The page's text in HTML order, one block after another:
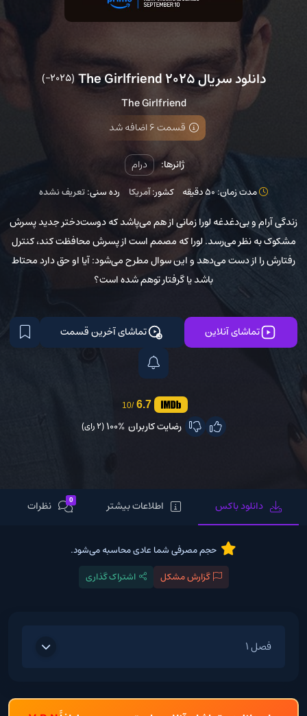
دانلود سریال The Girlfriend 2025 (2025–)
The Girlfriend
قسمت 6 اضافه شد
ژانرها: درام
مدت زمان: 50 دقیقه کشور:آمریکا رده سنی:تعریف نشده
زندگی آرام و بی‌دغدغه لورا زمانی از هم می‌پاشد که دوست‌دختر جدید پسرش
مشکوک به نظر می‌رسد. لورا که مصمم است از پسرش محافظت کند، کنترل
رفتارش را از دست می‌دهد و این سوال مطرح می‌شود: آیا او حق دارد محتاط
باشد یا گرفتار توهم شده است؟
تماشای آنلاین تماشای آخرین قسمت
6.7
/10
رضایت کاربران 100% (2 رای)
دانلود باکس اطلاعات بیشتر 0 نظرات
حجم مصرفی شما عادی محاسبه می‌شود.
گزارش مشکل
اشتراک گذاری
فصل 1